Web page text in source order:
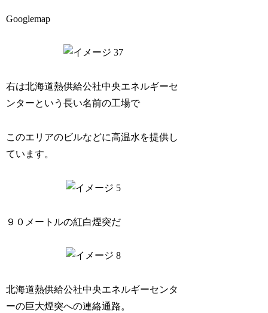
Googlemap
右は北海道熱供給公社中央エネルギーセ
ンターという長い名前の工場で
このエリアのビルなどに高温水を提供し
ています。
９０メートルの紅白煙突だ
北海道熱供給公社中央エネルギーセンタ
ーの巨大煙突への連絡通路。